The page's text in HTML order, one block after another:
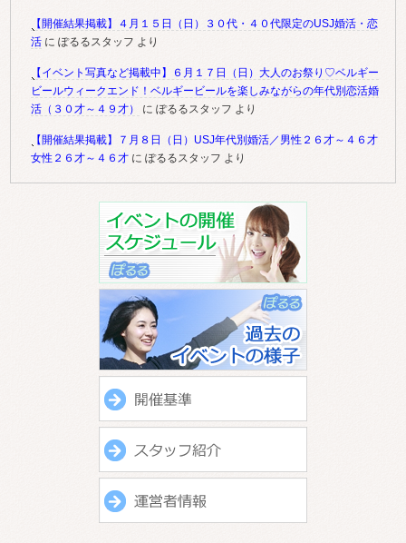
【開催結果掲載】４月１５日（日）３０代・４０代限定のUSJ婚活・恋
活 にぽるるスタッフ より
【イベント写真など掲載中】６月１７日（日）大人のお祭り♡ベルギー
ビールウィークエンド！ベルギービールを楽しみながらの年代別恋活婚
活（３０才～４９才）
にぽるるスタッフ より
【開催結果掲載】７月８日（日）USJ年代別婚活／男性２６才～４６才
女性２６才～４６才 にぽるるスタッフ より